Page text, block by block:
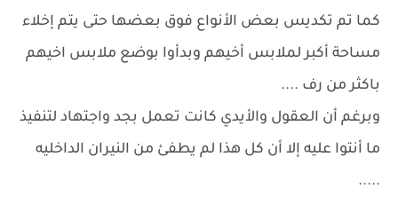
كما تم تكديس بعض الأنواع فوق بعضها حتى يتم إخلاء
مساحة أكبر لملابس أخيهم وبدأوا بوضع ملابس اخيهم
باكثر من رف ....
وبرغم أن العقول والأيدي كانت تعمل بجد واجتهاد لتنفيذ
ما أنتوا عليه إلا أن كل هذا لم يطفئ من النيران الداخليه
.....